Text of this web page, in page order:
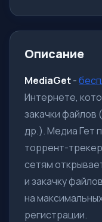
Описание
MediaGet-
Интернете,
закачки файлов
др.). Медиа Гет
торрент-
сетям
и закачку
на
регистрации.